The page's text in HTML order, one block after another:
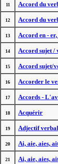
11 Accord du
12 Accord du
13 Accord en - er,
14 Accord sujet /
15 Accord sujet/
16 Accorder le
17 Accords -
18 Acquérir
19 Adjectif
20 Ai, aie, aies,
21 Ai, aie, aies,